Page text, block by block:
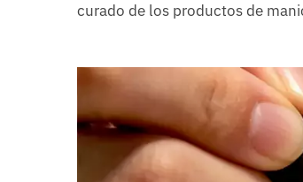
curado de los productos de